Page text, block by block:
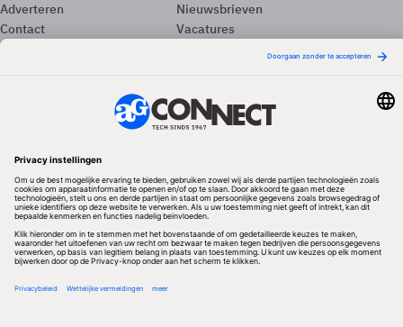
Adverteren
Contact
Colofon
Nieuwsbrieven
Vacatures
Redactionele partner
Algemene Voorwaarden & Copyrights